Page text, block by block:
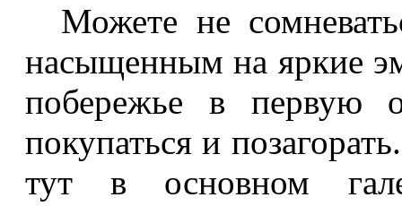
Можете не
насыщенным на яркие
побережье в первую
покупаться и
тут в основном